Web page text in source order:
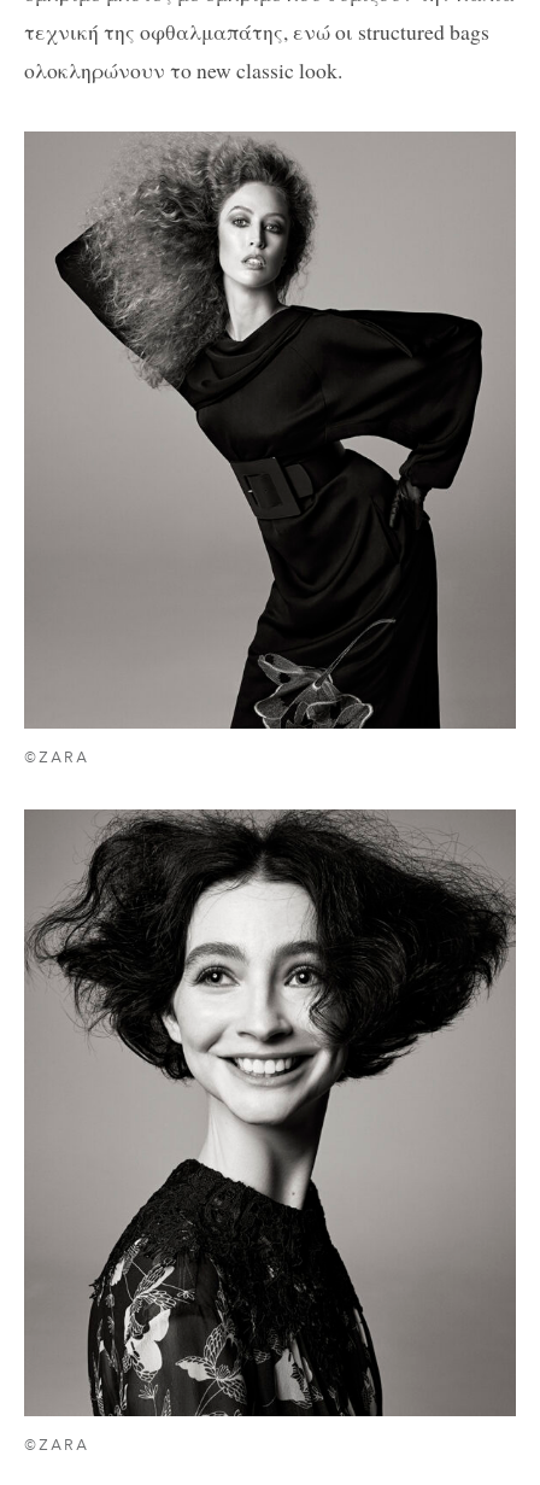
τεχνική της οφθαλμαπάτης, ενώ οι structured bags
ολοκληρώνουν το new classic look.
©ZARA
©ZARA